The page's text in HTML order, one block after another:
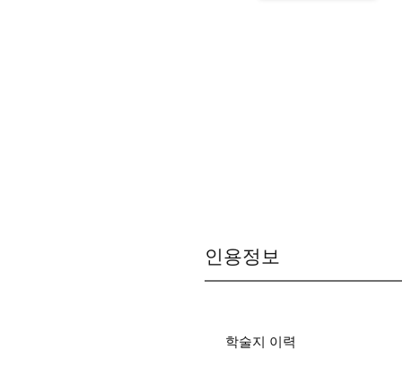
인용정보
학술지 이력